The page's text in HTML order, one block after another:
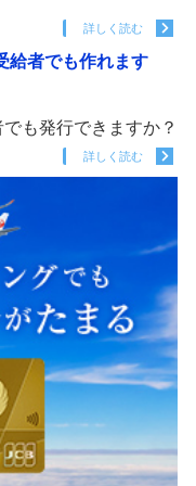
詳しく読む
給者でも作れます
も発行できますか？
詳しく読む